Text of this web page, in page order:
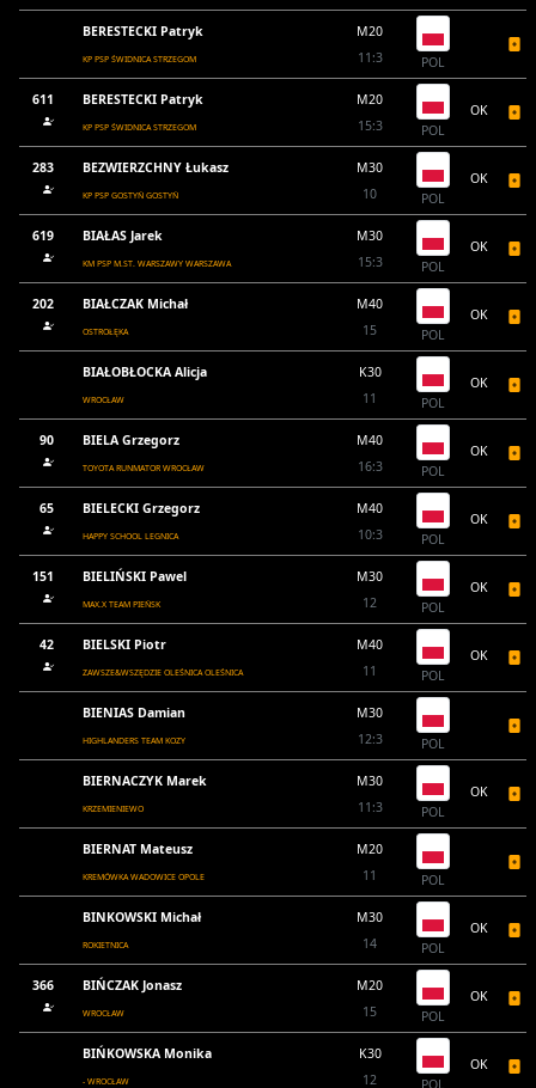
BERESTECKI Patryk
KP PSP ŚWIDNICA STRZEGOM
M20
11:3
POL
611 BERESTECKI Patryk
KP PSP ŚWIDNICA STRZEGOM
M20
15:3
POL
OK
283 BEZWIERZCHNY Łukasz
KP PSP GOSTYŃ GOSTYŃ
M30
10
POL
OK
619 BIAŁAS Jarek
KM PSP M.ST. WARSZAWY WARSZAWA
M30
15:3
POL
OK
202 BIAŁCZAK Michał
OSTROŁĘKA
M40
15
POL
OK
BIAŁOBŁOCKA Alicja
WROCŁAW
K30
11
POL
OK
90 BIELA Grzegorz
TOYOTA RUNMATOR WROCŁAW
M40
16:3
POL
OK
65 BIELECKI Grzegorz
HAPPY SCHOOL LEGNICA
M40
10:3
POL
OK
151 BIELIŃSKI Pawel
MAX.X TEAM PIEŃSK
M30
12
POL
OK
42 BIELSKI Piotr
ZAWSZE&WSZĘDZIE OLEŚNICA OLEŚNICA
M40
11
POL
OK
BIENIAS Damian
HIGHLANDERS TEAM KOZY
M30
12:3
POL
BIERNACZYK Marek
KRZEMIENIEWO
M30
11:3
POL
OK
BIERNAT Mateusz
KREMÓWKA WADOWICE OPOLE
M20
11
POL
BINKOWSKI Michał
ROKIETNICA
M30
14
POL
OK
366 BIŃCZAK Jonasz
WROCŁAW
M20
15
POL
OK
BIŃKOWSKA Monika
- WROCŁAW
K30
12
POL
OK